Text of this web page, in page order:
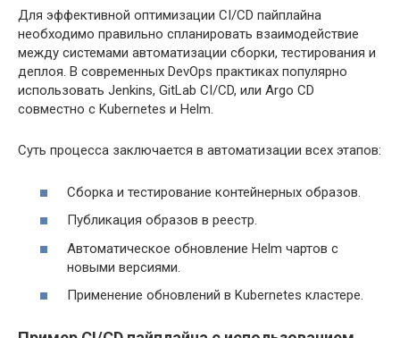
Для эффективной оптимизации CI/CD пайплайна
необходимо правильно спланировать взаимодействие
между системами автоматизации сборки, тестирования и
деплоя. В современных DevOps практиках популярно
использовать Jenkins, GitLab CI/CD, или Argo CD
совместно с Kubernetes и Helm.
Суть процесса заключается в автоматизации всех этапов:
Сборка и тестирование контейнерных образов.
Публикация образов в реестр.
Автоматическое обновление Helm чартов с
новыми версиями.
Применение обновлений в Kubernetes кластере.